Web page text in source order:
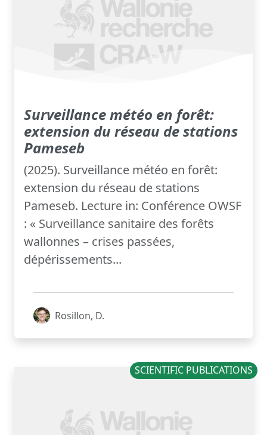
Surveillance météo en forêt:
extension du réseau de stations
Pameseb
(2025). Surveillance météo en forêt:
extension du réseau de stations
Pameseb. Lecture in: Conférence OWSF
: « Surveillance sanitaire des forêts
wallonnes – crises passées,
dépérissements...
Rosillon, D.
SCIENTIFIC PUBLICATIONS